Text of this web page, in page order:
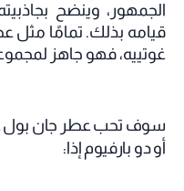
الجمهور، وينضح
قيامه بذلك. تمامًا مثل
غوتييه، فهو جاهز
سوف تحب عطر جان بول
أو دو بارفيوم إذا: